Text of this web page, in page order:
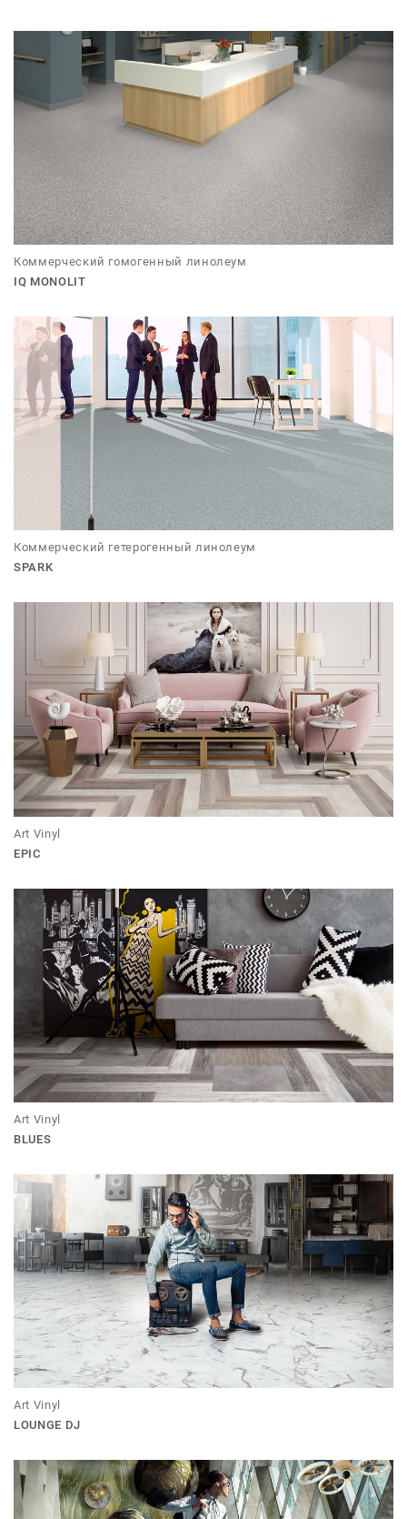
Коммерческий гомогенный линолеум
IQ MONOLIT
Коммерческий гетерогенный линолеум
SPARK
Art Vinyl
EPIC
Art Vinyl
BLUES
Art Vinyl
LOUNGE DJ